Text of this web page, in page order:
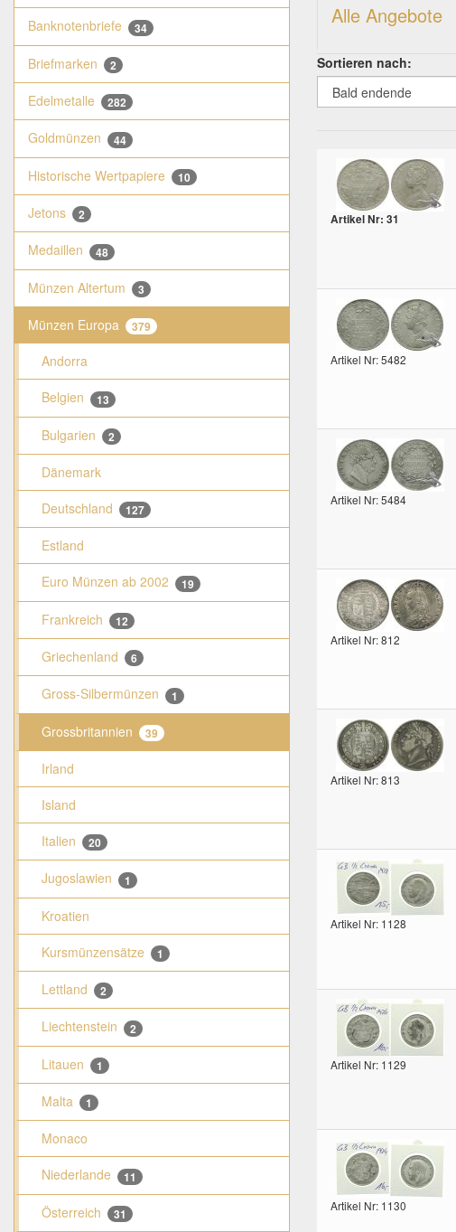
Banknotenbriefe 34
Briefmarken 2
Edelmetalle 282
Goldmünzen 44
Historische Wertpapiere 10
Jetons 2
Medaillen 48
Münzen Altertum 3
Münzen Europa 379
Andorra
Belgien
13
Bulgarien 2
Dänemark
Deutschland
127
Estland
Euro Münzen ab 2002
19
Frankreich 12
Griechenland 6
Gross-Silbermünzen 1
Grossbritannien 39
Irland
Island
Italien
20
Jugoslawien 1
Kroatien
Kursmünzensätze
1
Lettland 2
Liechtenstein 2
Litauen 1
Malta 1
Monaco
Niederlande
11
Österreich 31
Alle Angebote
Sortieren nach:
Artikel Nr: 31
Artikel Nr: 5482
Artikel Nr: 5484
Artikel Nr: 812
Artikel Nr: 813
Artikel Nr: 1128
Artikel Nr: 1129
Artikel Nr: 1130